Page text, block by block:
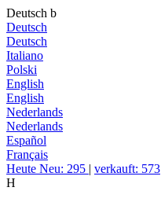
Deutsch b
Deutsch
Deutsch
Italiano
Polski
English
English
Nederlands
Nederlands
Español
Français
Heute Neu: 295 | verkauft: 573
H